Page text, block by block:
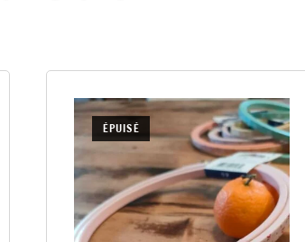
ÉPUISÉ